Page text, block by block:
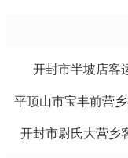
开封市半坡店客
平顶山市宝丰前营
开封市尉氏大营乡